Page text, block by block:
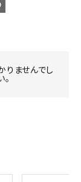
りませんでし